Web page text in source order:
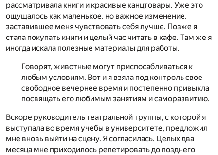
рассматривала книги и красивые канцтовары. Уже это
ощущалось как маленькое, но важное изменение,
заставившее меня чувствовать себя лучше. Позже я
стала покупать книги и целый час читать в кафе. Там же я
иногда искала полезные материалы для работы.
Говорят, животные могут приспосабливаться к
любым условиям. Вот и я взяла под контроль свое
свободное вечернее время и постепенно привыкла
посвящать его любимым занятиям и саморазвитию.
Вскоре руководитель театральной труппы, с которой я
выступала во время учебы в университете, предложил
мне вновь выйти на сцену. Я согласилась. Целых два
месяца мне приходилось репетировать до позднего